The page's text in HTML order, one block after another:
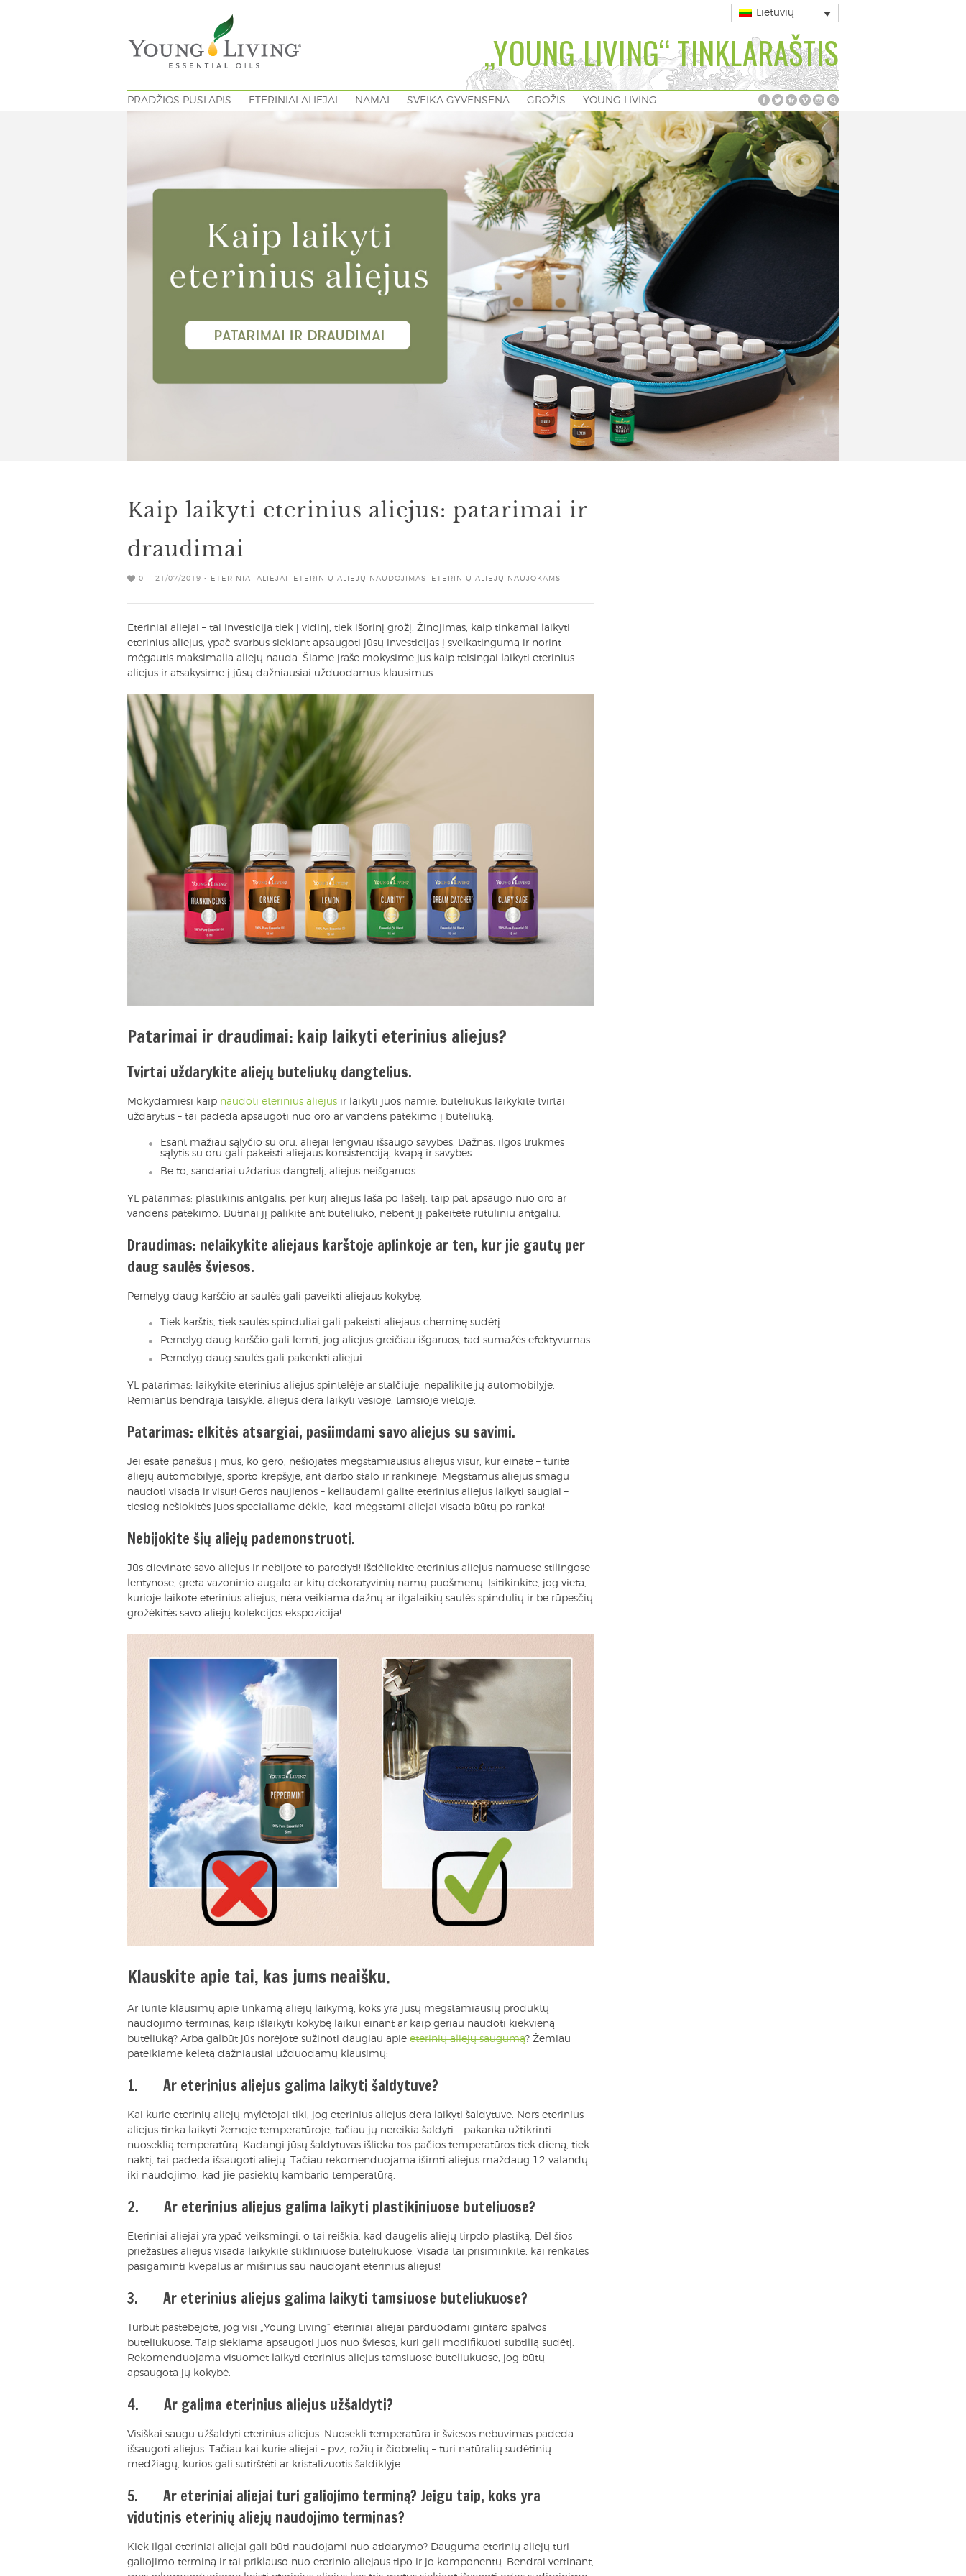
Lietuvių
„YOUNG LIVING“ TINKLARAŠTIS
PRADŽIOS PUSLAPIS ETERINIAI ALIEJAI NAMAI SVEIKA GYVENSENA GROŽIS YOUNG LIVING
Kaip laikyti eterinius aliejus: patarimai ir
draudimai
0 21/07/2019 - ETERINIAI ALIEJAI ETERINIŲ ALIEJŲ NAUDOJIMAS ETERINIŲ ALIEJŲ NAUJOKAMS
Eteriniai aliejai – tai investicija tiek į vidinį, tiek išorinį grožį. Žinojimas, kaip tinkamai laikyti
eterinius aliejus, ypač svarbus siekiant apsaugoti jūsų investicijas į sveikatingumą ir norint
mėgautis maksimalia aliejų nauda. Šiame įraše mokysime jus kaip teisingai laikyti eterinius
aliejus ir atsakysime į jūsų dažniausiai užduodamus klausimus.
Patarimai ir draudimai: kaip laikyti eterinius aliejus?
Tvirtai uždarykite aliejų buteliukų dangtelius.
Mokydamiesi kaip naudoti eterinius aliejus ir laikyti juos namie, buteliukus laikykite tvirtai
uždarytus – tai padeda apsaugoti nuo oro ar vandens patekimo į buteliuką.
Esant mažiau sąlyčio su oru, aliejai lengviau išsaugo savybes. Dažnas, ilgos trukmės
sąlytis su oru gali pakeisti aliejaus konsistenciją, kvapą ir savybes.
Be to, sandariai uždarius dangtelį, aliejus neišgaruos.
YL patarimas: plastikinis antgalis, per kurį aliejus laša po lašelį, taip pat apsaugo nuo oro ar
vandens patekimo. Būtinai jį palikite ant buteliuko, nebent jį pakeitėte rutuliniu antgaliu.
Draudimas: nelaikykite aliejaus karštoje aplinkoje ar ten, kur jie gautų per
daug saulės šviesos.
Pernelyg daug karščio ar saulės gali paveikti aliejaus kokybę.
Tiek karštis, tiek saulės spinduliai gali pakeisti aliejaus cheminę sudėtį.
Pernelyg daug karščio gali lemti, jog aliejus greičiau išgaruos, tad sumažės efektyvumas.
Pernelyg daug saulės gali pakenkti aliejui.
YL patarimas: laikykite eterinius aliejus spintelėje ar stalčiuje, nepalikite jų automobilyje.
Remiantis bendrąja taisykle, aliejus dera laikyti vėsioje, tamsioje vietoje.
Patarimas: elkitės atsargiai, pasiimdami savo aliejus su savimi.
Jei esate panašūs į mus, ko gero, nešiojatės mėgstamiausius aliejus visur, kur einate – turite
aliejų automobilyje, sporto krepšyje, ant darbo stalo ir rankinėje. Mėgstamus aliejus smagu
naudoti visada ir visur! Geros naujienos – keliaudami galite eterinius aliejus laikyti saugiai –
tiesiog nešiokitės juos specialiame dėkle, kad mėgstami aliejai visada būtų po ranka!
Nebijokite šių aliejų pademonstruoti.
Jūs dievinate savo aliejus ir nebijote to parodyti! Išdėliokite eterinius aliejus namuose stilingose
lentynose, greta vazoninio augalo ar kitų dekoratyvinių namų puošmenų. Įsitikinkite, jog vieta,
kurioje laikote eterinius aliejus, nėra veikiama dažnų ar ilgalaikių saulės spindulių ir be rūpesčių
grožėkitės savo aliejų kolekcijos ekspozicija!
Klauskite apie tai, kas jums neaišku.
Ar turite klausimų apie tinkamą aliejų laikymą, koks yra jūsų mėgstamiausių produktų
naudojimo terminas, kaip išlaikyti kokybę laikui einant ar kaip geriau naudoti kiekvieną
buteliuką? Arba galbūt jūs norėjote sužinoti daugiau apie eterinių aliejų saugumą? Žemiau
pateikiame keletą dažniausiai užduodamų klausimų:
1. Ar eterinius aliejus galima laikyti šaldytuve?
Kai kurie eterinių aliejų mylėtojai tiki, jog eterinius aliejus dera laikyti šaldytuve. Nors eterinius
aliejus tinka laikyti žemoje temperatūroje, tačiau jų nereikia šaldyti – pakanka užtikrinti
nuoseklią temperatūrą. Kadangi jūsų šaldytuvas išlieka tos pačios temperatūros tiek dieną, tiek
naktį, tai padeda išsaugoti aliejų. Tačiau rekomenduojama išimti aliejus maždaug 12 valandų
iki naudojimo, kad jie pasiektų kambario temperatūrą.
2. Ar eterinius aliejus galima laikyti plastikiniuose buteliuose?
Eteriniai aliejai yra ypač veiksmingi, o tai reiškia, kad daugelis aliejų tirpdo plastiką. Dėl šios
priežasties aliejus visada laikykite stikliniuose buteliukuose. Visada tai prisiminkite, kai renkatės
pasigaminti kvepalus ar mišinius sau naudojant eterinius aliejus!
3. Ar eterinius aliejus galima laikyti tamsiuose buteliukuose?
Turbūt pastebėjote, jog visi „Young Living“ eteriniai aliejai parduodami gintaro spalvos
buteliukuose. Taip siekiama apsaugoti juos nuo šviesos, kuri gali modifikuoti subtilią sudėtį.
Rekomenduojama visuomet laikyti eterinius aliejus tamsiuose buteliukuose, jog būtų
apsaugota jų kokybė.
4. Ar galima eterinius aliejus užšaldyti?
Visiškai saugu užšaldyti eterinius aliejus. Nuosekli temperatūra ir šviesos nebuvimas padeda
išsaugoti aliejus. Tačiau kai kurie aliejai – pvz, rožių ir čiobrelių – turi natūralių sudėtinių
medžiagų, kurios gali sutirštėti ar kristalizuotis šaldiklyje.
5. Ar eteriniai aliejai turi galiojimo terminą? Jeigu taip, koks yra
vidutinis eterinių aliejų naudojimo terminas?
Kiek ilgai eteriniai aliejai gali būti naudojami nuo atidarymo? Dauguma eterinių aliejų turi
galiojimo terminą ir tai priklauso nuo eterinio aliejaus tipo ir jo komponentų. Bendrai vertinant,